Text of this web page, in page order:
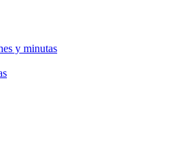
y minutas